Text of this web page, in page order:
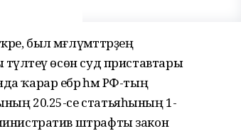
был мәғлүмәттәрҙең
өсөн суд приставтары
ҡарар ебәрә һәм РФ-тың
20.25-се статьяһының 1-
штрафты закон